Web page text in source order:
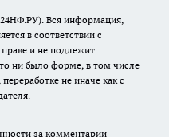
Вся информация,
в соответствии с
и не подлежит
ни было форме, в том числе
не иначе как с
за комментарии